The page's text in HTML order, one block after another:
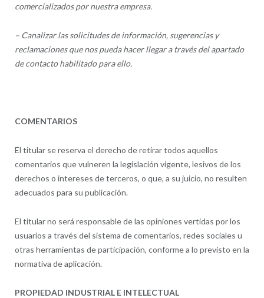
comercializados por nuestra empresa.
– Canalizar las solicitudes de información, sugerencias y
reclamaciones que nos pueda hacer llegar a través del apartado
de contacto habilitado para ello.
COMENTARIOS
El titular se reserva el derecho de retirar todos aquellos
comentarios que vulneren la legislación vigente, lesivos de los
derechos o intereses de terceros, o que, a su juicio, no resulten
adecuados para su publicación.
El titular no será responsable de las opiniones vertidas por los
usuarios a través del sistema de comentarios, redes sociales u
otras herramientas de participación, conforme a lo previsto en la
normativa de aplicación.
PROPIEDAD INDUSTRIAL E INTELECTUAL